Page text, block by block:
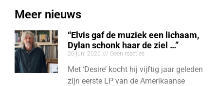
Meer nieuws
“Elvis gaf de muziek een lichaam,
Dylan schonk haar de ziel …”
26 juni 2026 Geen reacties
Met ‘Desire’ kocht hij vijftig jaar geleden
zijn eerste LP van de Amerikaanse